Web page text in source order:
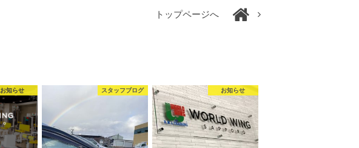
トップページへ
お知らせ スタッフブログ お知らせ